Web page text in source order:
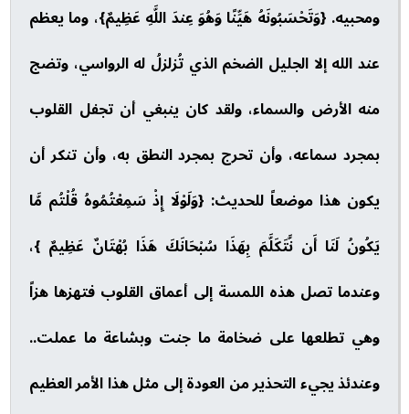
ومحبيه. {وَتَحْسَبُونَهُ هَيِّنًا وَهُوَ عِندَ اللَّهِ عَظِيمٌ}، وما يعظم
عند الله إلا الجليل الضخم الذي تُزلزلُ له الرواسي، وتضج
منه الأرض والسماء، ولقد كان ينبغي أن تجفل القلوب
بمجرد سماعه، وأن تحرج بمجرد النطق به، وأن تنكر أن
يكون هذا موضعاً للحديث: {وَلَوْلَا إِذْ سَمِعْتُمُوهُ قُلْتُم مَّا
يَكُونُ لَنَا أَن نَّتَكَلَّمَ بِهَذَا سُبْحَانَكَ هَذَا بُهْتَانٌ عَظِيمٌ }،
وعندما تصل هذه اللمسة إلى أعماق القلوب فتهزها هزاً
وهي تطلعها على ضخامة ما جنت وبشاعة ما عملت..
وعندئذ يجيء التحذير من العودة إلى مثل هذا الأمر العظيم